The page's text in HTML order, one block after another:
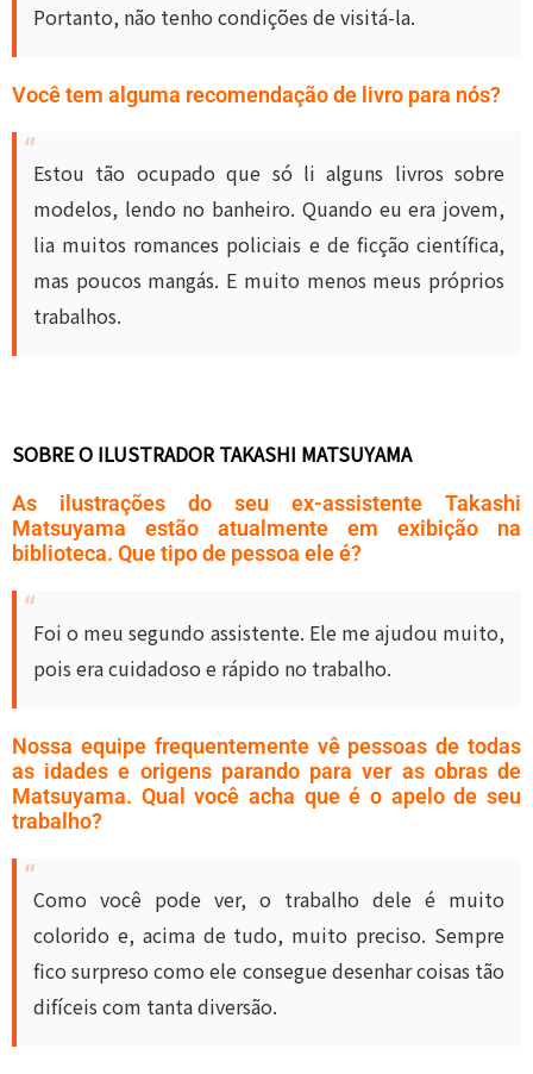
Portanto, não tenho condições de visitá-la.
Você tem alguma recomendação de livro para nós?
Estou tão ocupado que só li alguns livros sobre
modelos, lendo no banheiro. Quando eu era jovem,
lia muitos romances policiais e de ficção científica,
mas poucos mangás. E muito menos meus próprios
trabalhos.
SOBRE O ILUSTRADOR TAKASHI MATSUYAMA
As ilustrações do seu ex-assistente Takashi
Matsuyama estão atualmente em exibição na
biblioteca. Que tipo de pessoa ele é?
Foi o meu segundo assistente. Ele me ajudou muito,
pois era cuidadoso e rápido no trabalho.
Nossa equipe frequentemente vê pessoas de todas
as idades e origens parando para ver as obras de
Matsuyama. Qual você acha que é o apelo de seu
trabalho?
Como você pode ver, o trabalho dele é muito
colorido e, acima de tudo, muito preciso. Sempre
fico surpreso como ele consegue desenhar coisas tão
difíceis com tanta diversão.